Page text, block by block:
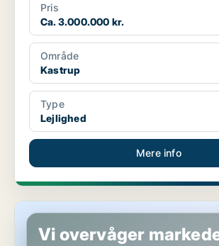
Pris
Ca. 3.000.000 kr.
Område
Kastrup
Type
Lejlighed
Mere info
Lejlighed i Kastrup
Vi overvåger